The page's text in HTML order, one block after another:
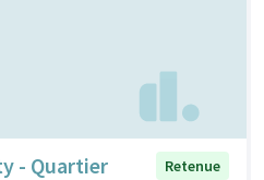
- Quartier
Retenue